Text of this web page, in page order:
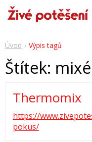
Úvod Výpis tagů
Štítek:
Thermomix
https://
pokus/